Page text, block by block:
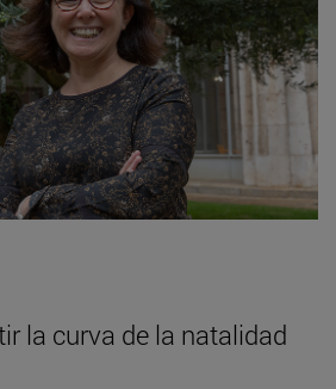
la curva de la natalidad